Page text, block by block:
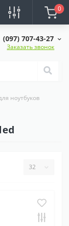
0
(097) 707-43-27
Заказать звонок
ноутбуков